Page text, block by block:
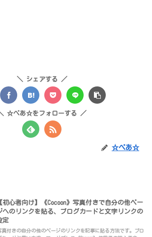
シェアする
☆ぺあ☆をフォローする
☆ぺあ☆
初心者向け】《Cocoon》写真付きで自分の他ペー
へのリンクを貼る、ブログカードと文字リンクの
定
真付きの自分の他のページのリンクを記事に貼る方法です。ブロ